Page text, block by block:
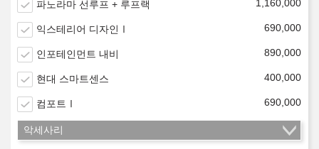
파노라마 선루프 + 루프랙 1,160,000
익스테리어 디자인Ⅰ 690,000
인포테인먼트 내비 890,000
현대 스마트센스 400,000
컴포트Ⅰ 690,000
악세사리